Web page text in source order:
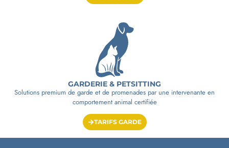
GARDERIE & PETSITTING
Solutions premium de garde et de promenades par une intervenante en
comportement animal certifiée
TARIFS GARDE